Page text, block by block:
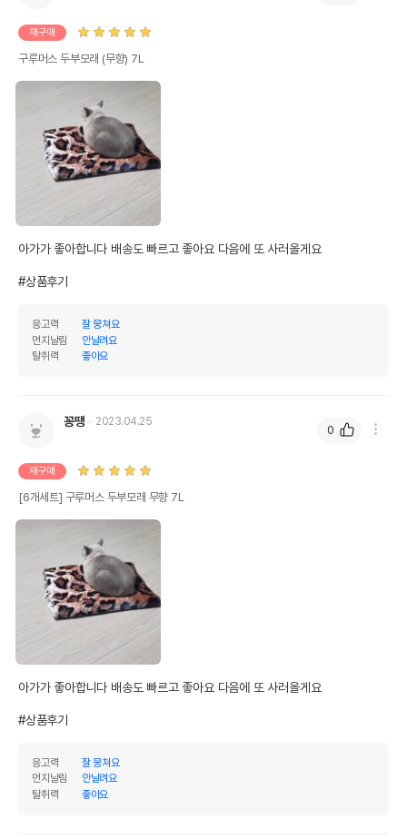
재구매
구루머스 두부모래 (무향) 7L
아가가 좋아합니다 배송도 빠르고 좋아요 다음에 또 사러올게요
#상품후기
응고력
잘 뭉쳐요
먼지날림
안날려요
탈취력
좋아요
꽁땡 2023.04.25
재구매
[6개세트] 구루머스 두부모래 무향 7L
아가가 좋아합니다 배송도 빠르고 좋아요 다음에 또 사러올게요
#상품후기
응고력
잘 뭉쳐요
먼지날림
안날려요
탈취력
좋아요
0